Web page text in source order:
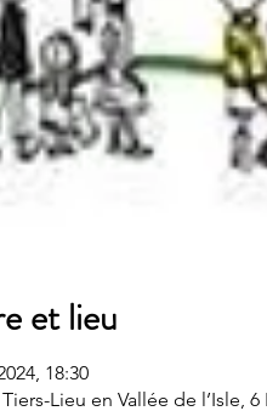
et lieu
18:30
Lieu en Vallée de l’Isle,